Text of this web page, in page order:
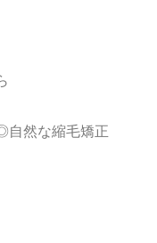
自然な縮毛矯正